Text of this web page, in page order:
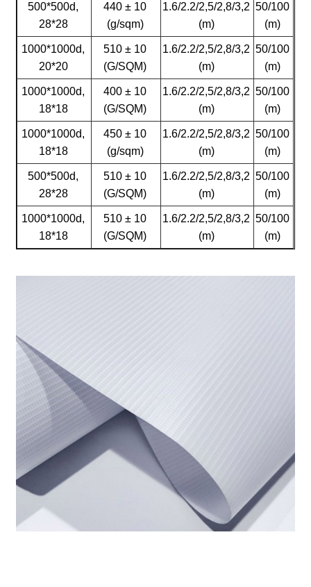
500*500d,
28*28
440 ± 10
(g/sqm)
1.6/2.2/2,5/2,8/3,2
(m)
50/100
(m)
1000*1000d,
20*20
510 ± 10
(G/SQM)
1.6/2.2/2,5/2,8/3,2
(m)
50/100
(m)
1000*1000d,
18*18
400 ± 10
(G/SQM)
1.6/2.2/2,5/2,8/3,2
(m)
50/100
(m)
1000*1000d,
18*18
450 ± 10
(g/sqm)
1.6/2.2/2,5/2,8/3,2
(m)
50/100
(m)
500*500d,
28*28
510 ± 10
(G/SQM)
1.6/2.2/2,5/2,8/3,2
(m)
50/100
(m)
1000*1000d,
18*18
510 ± 10
(G/SQM)
1.6/2.2/2,5/2,8/3,2
(m)
50/100
(m)